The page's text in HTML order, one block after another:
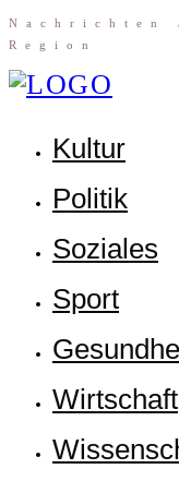
Nach­rich­ten
Region
Kul­tur
Poli­tik
Sozia­les
Sport
Wirt­schaft